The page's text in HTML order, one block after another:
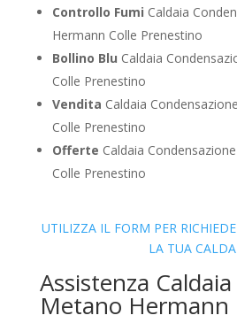
Controllo Fumi Caldaia
Hermann Colle Prenestino
Bollino Blu Caldaia
Colle Prenestino
Vendita Caldaia
Colle Prenestino
Offerte Caldaia
Colle Prenestino
UTILIZZA IL FORM PER
LA TUA
Assistenza Caldaia
Metano Hermann